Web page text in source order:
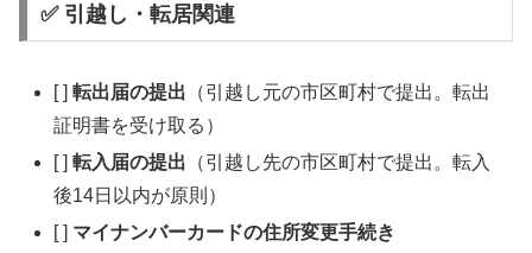
✅ 引越し・転居関連
[ ]転出届の提出 （引越し元の市区町村で提出。転出
証明書を受け取る）
[ ]転入届の提出 （引越し先の市区町村で提出。転入
後14日以内が原則）
[ ] マイナンバーカードの住所変更手続き